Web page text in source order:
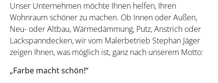
Unser Unternehmen möchte Ihnen helfen, Ihren
Wohnraum schöner zu machen. Ob Innen oder Außen,
Neu- oder Altbau, Wärmedämmung, Putz, Anstrich oder
Lackspanndecken, wir vom Malerbetrieb Stephan Jäger
zeigen Ihnen, was möglich ist, ganz nach unserem Motto:
„Farbe macht schön!“